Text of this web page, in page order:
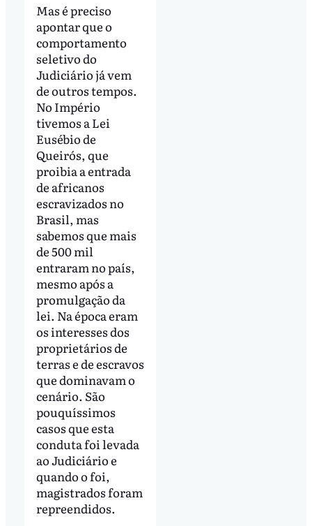
Mas é preciso
apontar que o
comportamento
seletivo do
Judiciário já vem
de outros tempos.
No Império
tivemos a Lei
Eusébio de
Queirós, que
proibia a entrada
de africanos
escravizados no
Brasil, mas
sabemos que mais
de 500 mil
entraram no país,
mesmo após a
promulgação da
lei. Na época eram
os interesses dos
proprietários de
terras e de escravos
que dominavam o
cenário. São
pouquíssimos
casos que esta
conduta foi levada
ao Judiciário e
quando o foi,
magistrados foram
repreendidos.